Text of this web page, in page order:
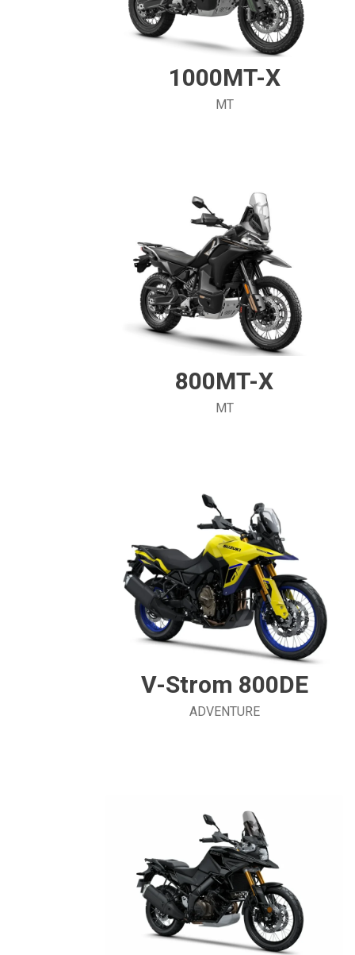
1000MT-X
MT
800MT-X
MT
V-Strom 800DE
ADVENTURE